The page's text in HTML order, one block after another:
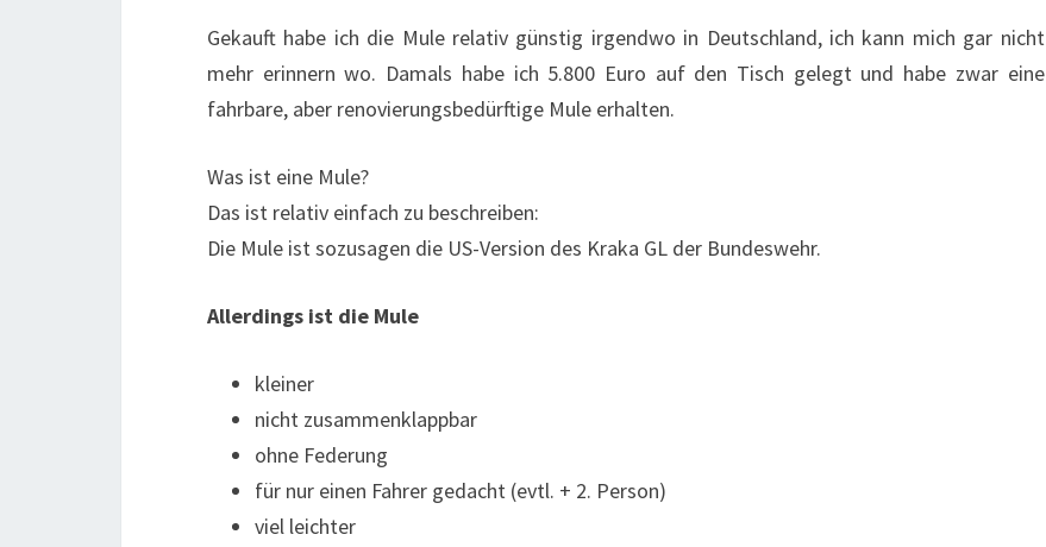
Gekauft habe ich die Mule relativ günstig irgendwo in Deutschland, ich kann mich gar nicht
mehr erinnern wo. Damals habe ich 5.800 Euro auf den Tisch gelegt und habe zwar eine
fahrbare, aber renovierungsbedürftige Mule erhalten.
Was ist eine Mule?
Das ist relativ einfach zu beschreiben:
Die Mule ist sozusagen die US-Version des Kraka GL der Bundeswehr.
Allerdings ist die Mule
kleiner
nicht zusammenklappbar
ohne Federung
für nur einen Fahrer gedacht (evtl. + 2. Person)
viel leichter